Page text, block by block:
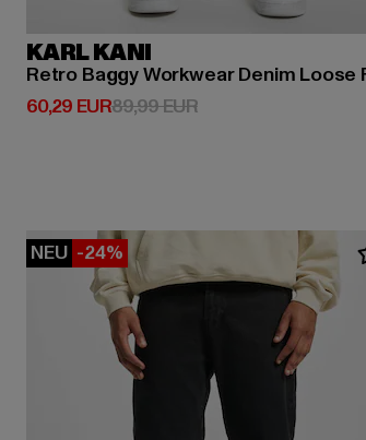
KARL KANI
Retro Baggy Workwear Denim Loose
60,29 EUR
Derzeitiger Preis: 60,29 EUR
89,99 EURAktionspreis: 89,99
NEU -24%